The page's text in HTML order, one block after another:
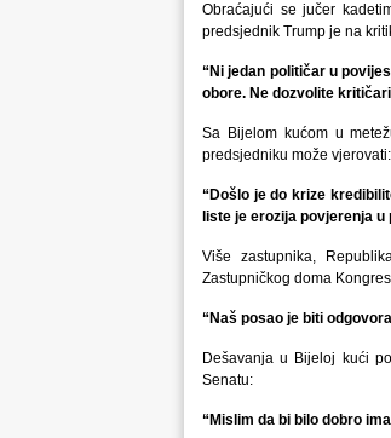
Obraćajući se jučer
predsjednik Trump je na
“Ni jedan političar u
obore. Ne dozvolite
Sa Bijelom kućom u
predsjedniku može vjerovati:
“Došlo je do krize
liste je erozija povjerenja
Više zastupnika,
Zastupničkog doma
“Naš posao je biti
Dešavanja u Bijeloj kući
Senatu:
“Mislim da bi bilo dobro